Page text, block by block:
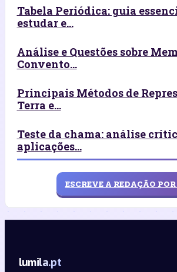
Tabela Periódica: guia
estudar e...
Análise e Questões sobre
Convento...
Principais Métodos de
Terra e...
Teste da chama: análise
aplicações...
ESCREVE A REDAÇÃO
lumila.pt